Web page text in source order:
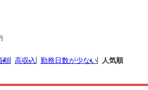
順 高収入 勤務日数が少ない 人気順